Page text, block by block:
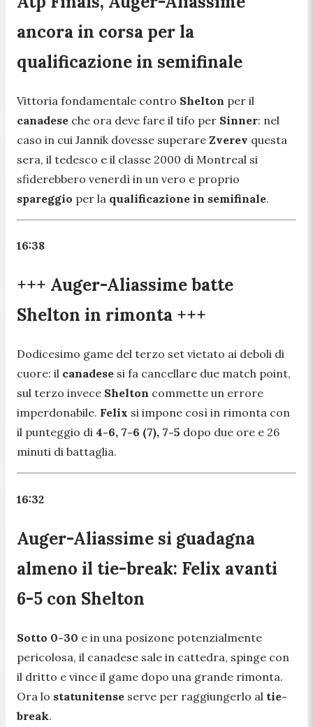
ancora in corsa per la
qualificazione in semifinale
Vittoria fondamentale contro Shelton per il
canadese che ora deve fare il tifo per Sinner: nel
caso in cui Jannik dovesse superare Zverev questa
sera, il tedesco e il classe 2000 di Montreal si
sfiderebbero venerdì in un vero e proprio
spareggio per la qualificazione in semifinale.
16:38
+++ Auger-Aliassime batte
Shelton in rimonta +++
Dodicesimo game del terzo set vietato ai deboli di
cuore: il canadese si fa cancellare due match point,
sul terzo invece Shelton commette un errore
imperdonabile. Felix si impone così in rimonta con
il punteggio di 4-6, 7-6 (7), 7-5 dopo due ore e 26
minuti di battaglia.
16:32
Auger-Aliassime si guadagna
almeno il tie-break: Felix avanti
6-5 con Shelton
Sotto 0-30 e in una posizone potenzialmente
pericolosa, il canadese sale in cattedra, spinge con
il dritto e vince il game dopo una grande rimonta.
Ora lo statunitense serve per raggiungerlo al tie-
break.